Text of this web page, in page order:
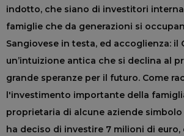
indotto, che siano di investitori
famiglie che da generazioni si
Sangiovese in testa, ed accoglienza: il
un’intuizione antica che si declina al
grande speranze per il futuro. Come
l'investimento importante della
proprietaria di alcune aziende
ha deciso di investire 7 milioni di